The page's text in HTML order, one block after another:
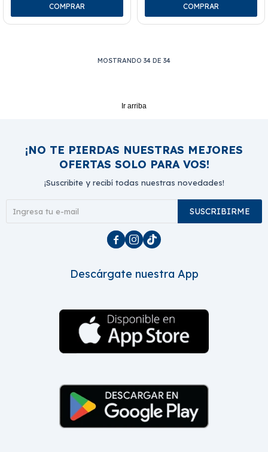
MOSTRANDO 34 DE 34
Ir arriba
¡NO TE PIERDAS NUESTRAS MEJORES
OFERTAS SOLO PARA VOS!
¡Suscribite y recibí todas nuestras novedades!
SUSCRIBIRME
  
Descárgate nuestra App